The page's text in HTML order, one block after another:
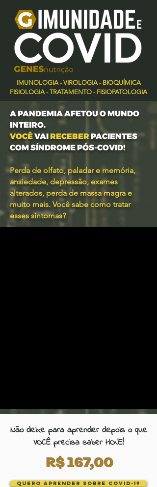
IMUNOLOGIA - VIROLOGIA - BIOQUÍMICA
FISIOLOGIA - TRATAMENTO - FISIOPATOLOGIA
A PANDEMIA AFETOU O MUNDO
INTEIRO.
VOCÊVAIRECEBERPACIENTES
COM SÍNDROME PÓS-COVID!
Perda de olfato, paladar e memória,
ansiedade, depressão, exames
alterados, perda de massa magra e
muito mais. Você sabe como tratar
esses sintomas?
Não deixe para aprender depois o que
VOCÊ precisa saber HOJE!
R$ 167,00
Quero aprender SOBRE COVID-19